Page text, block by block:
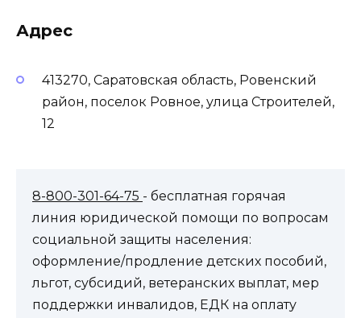
Адрес
413270, Саратовская область, Ровенский
район, поселок Ровное, улица Строителей,
12
8-800-301-64-75 - бесплатная горячая
линия юридической помощи по вопросам
социальной защиты населения:
оформление/продление детских пособий,
льгот, субсидий, ветеранских выплат, мер
поддержки инвалидов, ЕДК на оплату